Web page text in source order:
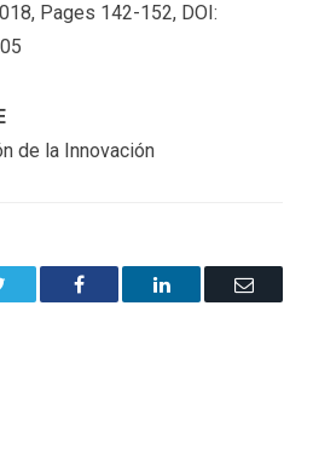
Pages 142-152, DOI:
de la Innovación
Facebook LinkedIn Email